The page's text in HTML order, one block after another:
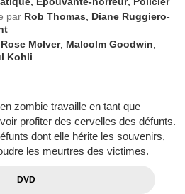
par Rob Thomas
Diane Ruggiero-
Rose McIver, Malcolm Goodwin
Kohli
zombie travaille en tant que
profiter des cervelles des défunts.
dont elle hérite les souvenirs,
les meurtres des victimes.
DVD